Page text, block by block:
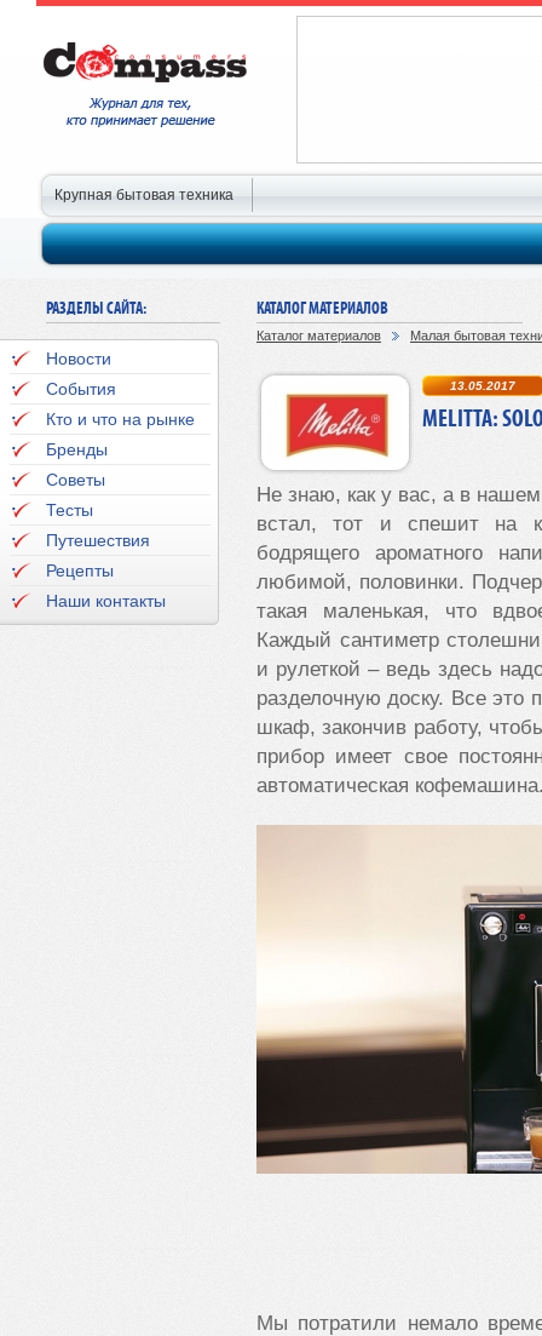
РАЗДЕЛЫ САЙТА:
Новости
События
Кто и что на рынке
Бренды
Советы
Тесты
Путешествия
Рецепты
Наши контакты
КАТАЛОГ МАТЕРИАЛОВ
Каталог материалов Малая бытовая
13.05.2017
MELITTA:
Не знаю, как у вас, а в
встал, тот и спешит на
бодрящего ароматного
любимой, половинки.
такая маленькая, что
Каждый сантиметр
и рулеткой – ведь здесь
разделочную доску. Все это
шкаф, закончив работу,
прибор имеет свое
автоматическая
Мы потратили немало
Крупная бытовая техника